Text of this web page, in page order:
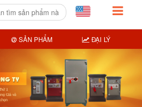
SẢN PHẨM ĐẠI LÝ